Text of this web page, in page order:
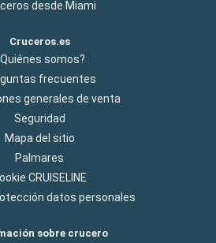
desde Miami
Cruceros.es
somos?
frecuentes
generales de venta
Seguridad
Mapa del sitio
Palmares
CRUISELINE
datos personales
sobre crucero